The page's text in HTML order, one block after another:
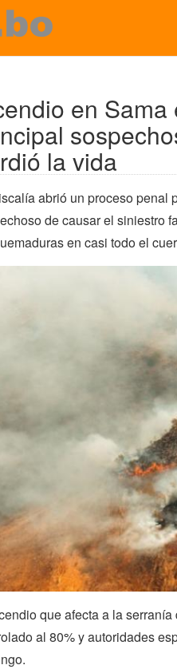
en
la vida
abrió un proceso penal
de causar el siniestro
en casi todo el
que afecta a la
al 80% y autoridades